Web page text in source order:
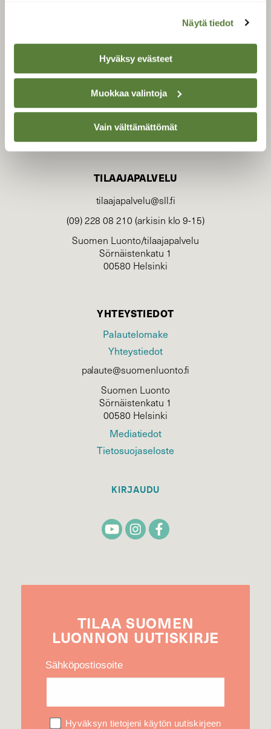
Näytä tiedot
Hyväksy evästeet
Muokkaa valintoja
Vain välttämättömät
luonnonsuojelu­liitto.
TILAAJAPALVELU
tilaajapalvelu@sll.fi
(09) 228 08 210 (arkisin klo 9-15)
Suomen Luonto/tilaajapalvelu
Sörnäistenkatu 1
00580 Helsinki
YHTEYSTIEDOT
Palautelomake
Yhteystiedot
palaute@suomenluonto.fi
Suomen Luonto
Sörnäistenkatu 1
00580 Helsinki
Mediatiedot
Tietosuojaseloste
KIRJAUDU
TILAA SUOMEN
LUONNON UUTIS­KIRJE
Sähköpostiosoite
Hyväksyn tietojeni käytön uutiskirjeen